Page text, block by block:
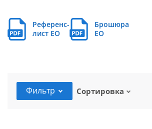
Референс-
лист EO
Брошюра
EO
Фильтр Сортировка